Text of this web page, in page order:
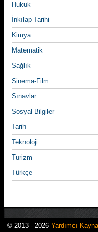
Hukuk
İnkılap Tarihi
Kimya
Matematik
Sağlık
Sinema-Film
Sınavlar
Sosyal Bilgiler
Tarih
Teknoloji
Turizm
Türkçe
© 2013 - 2026 Yardımcı